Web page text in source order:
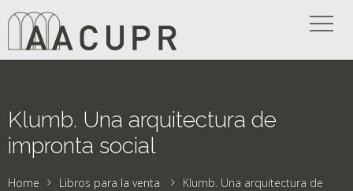
Klumb. Una arquitectura de
impronta social
Home Libros para la venta
Klumb. Una arquitectura de